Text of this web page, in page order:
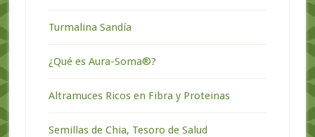
Turmalina Sandía
¿Qué es Aura-Soma®?
Altramuces Ricos en Fibra y Proteinas
Semillas de Chia, Tesoro de Salud